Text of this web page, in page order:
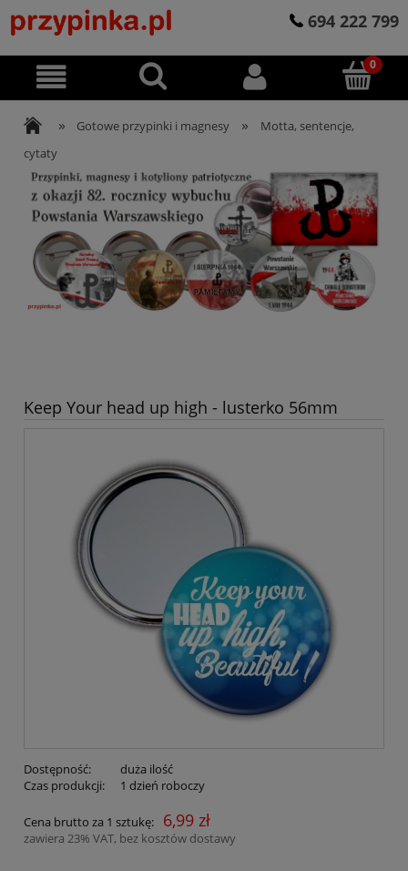
694 222 799
» Gotowe przypinki i magnesy »
Motta, sentencje,
cytaty
Keep Your head up high - lusterko 56mm
Dostępność:
duża ilość
Czas produkcji:
1 dzień roboczy
Cena brutto za 1 sztukę: 6,99 zł
zawiera 23% VAT, bez kosztów dostawy